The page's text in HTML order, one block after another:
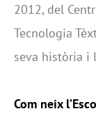
2012, del
Tecnologia
seva història i
Com neix